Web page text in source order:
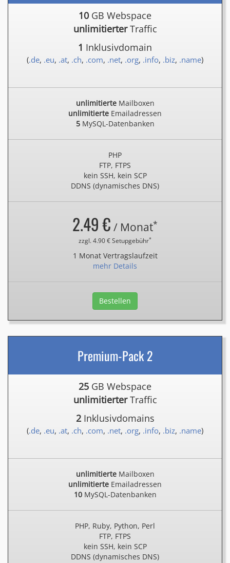
10 GB Webspace
unlimitierterTraffic
1 Inklusivdomain
(.de, .eu, .at, .ch, .com, .net, .org, .info, .biz, .name)
unlimitierteMailboxen
unlimitierte Emailadressen
5MySQL-Datenbanken
PHP
FTP, FTPS
kein SSH, kein SCP
DDNS (dynamisches DNS)
2.49 € / Monat*
zzgl. 4.90 € Setupgebühr*
1 Monat Vertragslaufzeit
mehr Details
Bestellen
Premium-Pack 2
25 GB Webspace
unlimitierterTraffic
2Inklusivdomains
(.de, .eu, .at, .ch, .com, .net, .org, .info, .biz, .name)
unlimitierteMailboxen
unlimitierte Emailadressen
10MySQL-Datenbanken
PHP, Ruby, Python, Perl
FTP, FTPS
kein SSH, kein SCP
DDNS (dynamisches DNS)